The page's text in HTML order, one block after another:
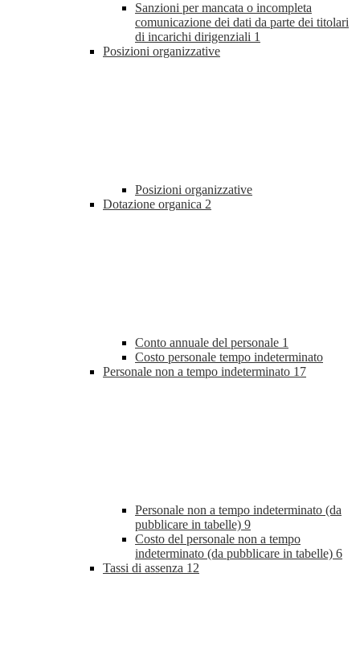
Sanzioni per mancata o incompleta
comunicazione dei dati da parte dei titolari
di incarichi dirigenziali 1
Posizioni organizzative
Posizioni organizzative
Dotazione organica 2
Conto annuale del personale 1
Costo personale tempo indeterminato
Personale non a tempo indeterminato 17
Personale non a tempo indeterminato (da
pubblicare in tabelle) 9
Costo del personale non a tempo
indeterminato (da pubblicare in tabelle) 6
Tassi di assenza 12